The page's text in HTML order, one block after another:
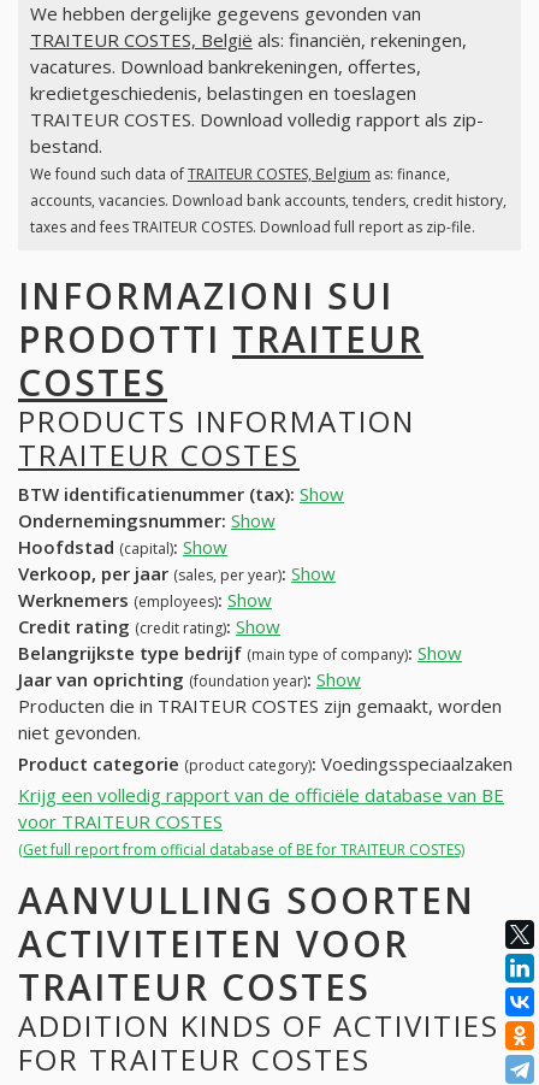
We hebben dergelijke gegevens gevonden van
TRAITEUR COSTES, België als: financiën, rekeningen,
vacatures. Download bankrekeningen, offertes,
kredietgeschiedenis, belastingen en toeslagen
TRAITEUR COSTES. Download volledig rapport als zip-
bestand.
We found such data ofTRAITEUR COSTES, Belgium as: finance,
accounts, vacancies. Download bank accounts, tenders, credit history,
taxes and fees TRAITEUR COSTES. Download full report as zip-file.
INFORMAZIONI SUI
PRODOTTI TRAITEUR
COSTES
PRODUCTS INFORMATION
TRAITEUR COSTES
BTW identificatienummer (tax): Show
Ondernemingsnummer: Show
Hoofdstad (capital): Show
Verkoop, per jaar (sales, per year): Show
Werknemers (employees): Show
Credit rating (credit rating): Show
Belangrijkste type bedrijf (main type of company): Show
Jaar van oprichting (foundation year): Show
Producten die in TRAITEUR COSTES zijn gemaakt, worden
niet gevonden.
Product categorie (product category): Voedingsspeciaalzaken
Krijg een volledig rapport van de officiële database van BE
voor TRAITEUR COSTES
(Get full report from official database of BE for TRAITEUR COSTES)
AANVULLING SOORTEN
ACTIVITEITEN VOOR
TRAITEUR COSTES
ADDITION KINDS OF ACTIVITIES
FOR TRAITEUR COSTES